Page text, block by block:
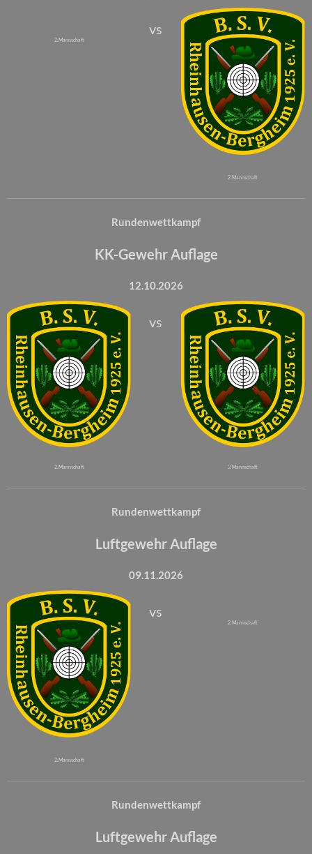
2. Mannschaft
vs
2. Mannschaft
Rundenwettkampf
KK-Gewehr Auflage
12.10.2026
2. Mannschaft
vs
3. Mannschaft
Rundenwettkampf
Luftgewehr Auflage
09.11.2026
2. Mannschaft
vs
2. Mannschaft
Rundenwettkampf
Luftgewehr Auflage